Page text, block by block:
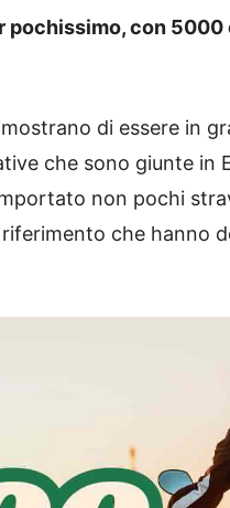
pochissimo, con 5000
di essere in
che sono giunte in
non pochi
che hanno